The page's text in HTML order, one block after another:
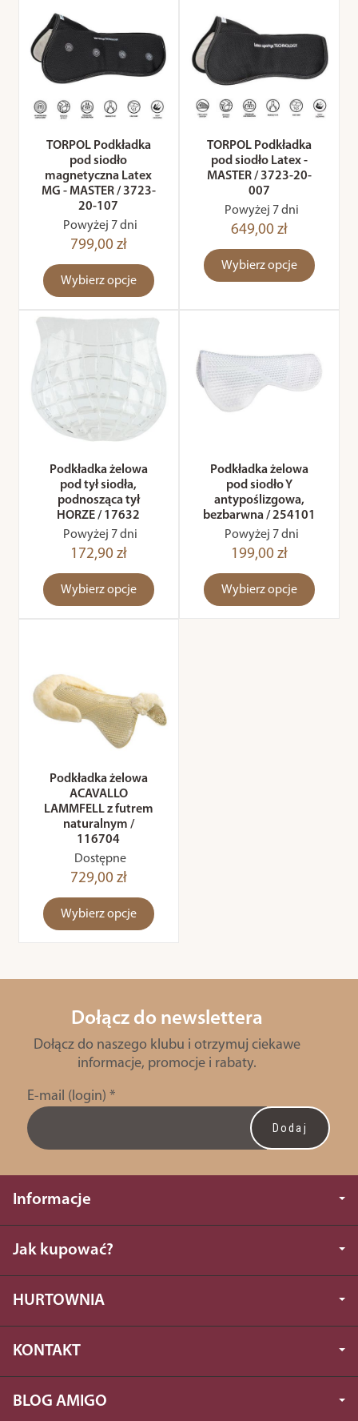
TORPOL Podkładka
pod siodło
magnetyczna Latex
MG - MASTER / 3723-
20-107
Powyżej 7 dni
799,00 zł
Wybierz opcje
TORPOL Podkładka
pod siodło Latex -
MASTER / 3723-20-
007
Powyżej 7 dni
649,00 zł
Wybierz opcje
Podkładka żelowa
pod tył siodła,
podnosząca tył
HORZE / 17632
Powyżej 7 dni
172,90 zł
Wybierz opcje
Podkładka żelowa
pod siodło Y
antypoślizgowa,
bezbarwna / 254101
Powyżej 7 dni
199,00 zł
Wybierz opcje
Podkładka żelowa
ACAVALLO
LAMMFELL z futrem
naturalnym /
116704
Dostępne
729,00 zł
Wybierz opcje
Dołącz do newslettera
Dołącz do naszego klubu i otrzymuj ciekawe
informacje, promocje i rabaty.
E-mail (login) *
Informacje
Jak kupować?
HURTOWNIA
KONTAKT
BLOG AMIGO